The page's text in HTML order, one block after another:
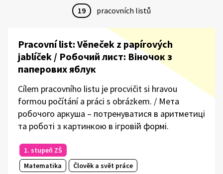
19 pracovních listů
Pracovní list: Věneček z papírových
jablíček / Робочий лист: Віночок з
паперових яблук
Cílem pracovního listu je procvičit si hravou
formou počítání a práci s obrázkem. / Мета
робочого аркуша – потренуватися в аритметиці
та роботі з картинкою в ігровій формі.
1. stupeň ZŠ
Matematika
Člověk a svět práce